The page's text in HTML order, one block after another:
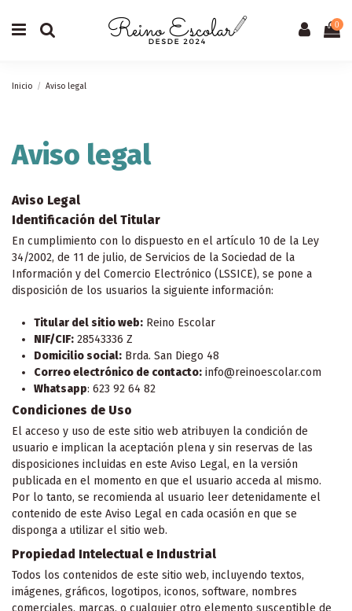
0
Inicio Aviso legal
Aviso legal
Aviso Legal
Identificación del Titular
En cumplimiento con lo dispuesto en el artículo 10 de la Ley
34/2002, de 11 de julio, de Servicios de la Sociedad de la
Información y del Comercio Electrónico (LSSICE), se pone a
disposición de los usuarios la siguiente información:
Titular del sitio web: Reino Escolar
NIF/CIF: 28543336 Z
Domicilio social: Brda. San Diego 48
Correo electrónico de contacto: info@reinoescolar.com
Whatsapp: 623 92 64 82
Condiciones de Uso
El acceso y uso de este sitio web atribuyen la condición de
usuario e implican la aceptación plena y sin reservas de las
disposiciones incluidas en este Aviso Legal, en la versión
publicada en el momento en que el usuario acceda al mismo.
Por lo tanto, se recomienda al usuario leer detenidamente el
contenido de este Aviso Legal en cada ocasión en que se
disponga a utilizar el sitio web.
Propiedad Intelectual e Industrial
Todos los contenidos de este sitio web, incluyendo textos,
imágenes, gráficos, logotipos, iconos, software, nombres